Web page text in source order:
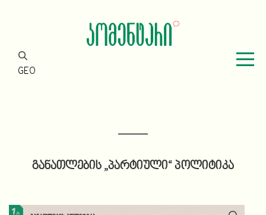
GEO
განათლების „პარტიული“ პოლიტიკა